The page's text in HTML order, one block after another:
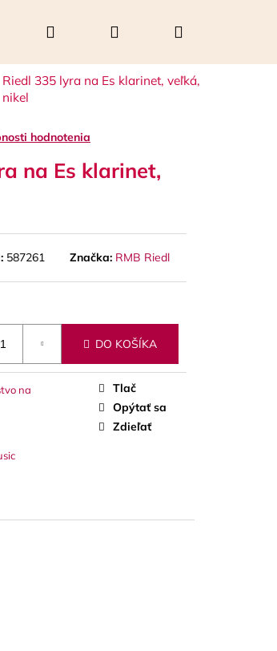
Hľadať PrihlásenieNákupný
Riedl 335 lyra na Es klarinet, veľká,
nikel
hodnotenia
na Es klarinet,
587261 Značka: RMB Riedl
DO KOŠÍKA
na
Tlač
Opýtať sa
Zdieľať